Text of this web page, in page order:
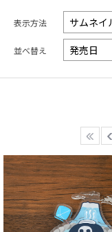
表示方法
並べ替え